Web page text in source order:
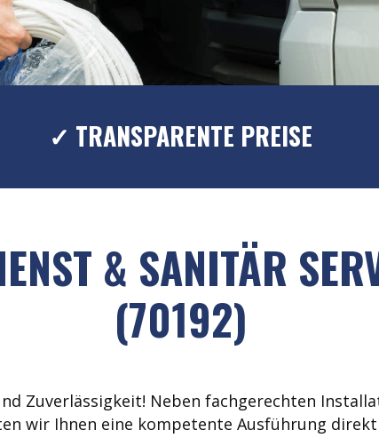
✓ TRANSPARENTE PREISE
& SANITÄR
(70192)
Zuverlässigkeit! Neben fachgerechten
wir Ihnen eine kompetente Ausführung